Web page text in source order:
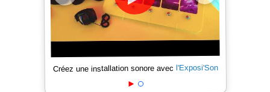
Créez une installation sonore avec l'Exposi'Son